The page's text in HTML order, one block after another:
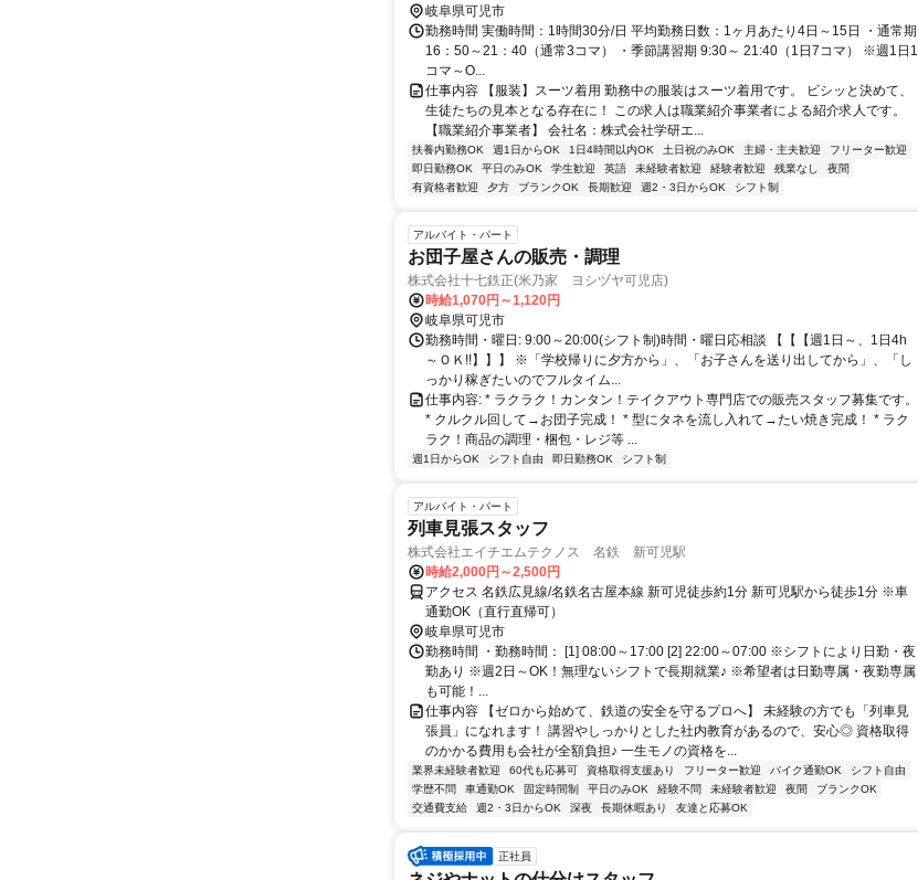
岐阜県可児市
勤務時間 実働時間：1時間30分/日 平均勤務日数：1ヶ月あたり4日～15日 ・通常期
16：50～21：40（通常3コマ） ・季節講習期 9:30～ 21:40（1日7コマ） ※週1日1
コマ～O...
仕事内容 【服装】スーツ着用 勤務中の服装はスーツ着用です。 ビシッと決めて、
生徒たちの見本となる存在に！ この求人は職業紹介事業者による紹介求人です。
【職業紹介事業者】 会社名：株式会社学研エ...
扶養内勤務OK 週1日からOK 1日4時間以内OK 土日祝のみOK 主婦・主夫歓迎
フリーター歓迎
即日勤務OK
平日のみOK 学生歓迎 英語 未経験者歓迎 経験者歓迎 残業なし
夜間
有資格者歓迎
夕方 ブランクOK 長期歓迎 週2・3日からOK シフト制
アルバイト・パート
お団子屋さんの販売・調理
株式会社十七鉄正(米乃家 ヨシヅヤ可児店)
時給1,070円～1,120円
岐阜県可児市
勤務時間・曜日: 9:00～20:00(シフト制)時間・曜日応相談 【【【週1日～、1日4h
～ＯＫ!!】】】 ※「学校帰りに夕方から」、「お子さんを送り出してから」、「し
っかり稼ぎたいのでフルタイム...
仕事内容: * ラクラク！カンタン！テイクアウト専門店での販売スタッフ募集です。
* クルクル回して→お団子完成！ * 型にタネを流し入れて→たい焼き完成！ * ラク
ラク！商品の調理・梱包・レジ等 ...
週1日からOK シフト自由 即日勤務OK シフト制
アルバイト・パート
列車見張スタッフ
株式会社エイチエムテクノス 名鉄 新可児駅
時給2,000円～2,500円
アクセス 名鉄広見線/名鉄名古屋本線 新可児徒歩約1分 新可児駅から徒歩1分 ※車
通勤OK（直行直帰可）
岐阜県可児市
勤務時間 ・勤務時間： [1] 08:00～17:00 [2] 22:00～07:00 ※シフトにより日勤・夜
勤あり ※週2日～OK！無理ないシフトで長期就業♪ ※希望者は日勤専属・夜勤専属
も可能！...
仕事内容 【ゼロから始めて、鉄道の安全を守るプロへ】 未経験の方でも「列車見
張員」になれます！ 講習やしっかりとした社内教育があるので、安心◎ 資格取得
のかかる費用も会社が全額負担♪ 一生モノの資格を...
業界未経験者歓迎 60代も応募可 資格取得支援あり フリーター歓迎 バイク通勤OK
シフト自由
学歴不問
車通勤OK 固定時間制 平日のみOK 経験不問 未経験者歓迎 夜間
ブランクOK
交通費支給
週2・3日からOK 深夜 長期休暇あり 友達と応募OK
正社員